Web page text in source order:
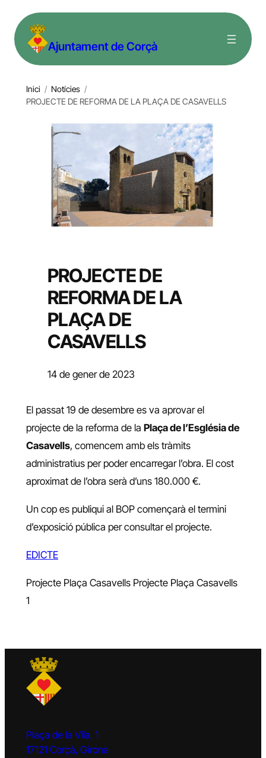
contingut Ajuntament de Corçà
Inici / Notícies /
PROJECTE DE REFORMA DE LA PLAÇA DE CASAVELLS
PROJECTE DE
REFORMA DE LA
PLAÇA DE
CASAVELLS
14 de gener de 2023
El passat 19 de desembre es va aprovar el
projecte de la reforma de la Plaça de l’Església de
Casavells, comencem amb els tràmits
administratius per poder encarregar l’obra. El cost
aproximat de l’obra serà d’uns 180.000 €.
Un cop es publiqui al BOP començarà el termini
d’exposició pública per consultar el projecte.
EDICTE
Projecte Plaça Casavells Projecte Plaça Casavells
1
Plaça de la Vila, 1
17121 Corçà, Girona